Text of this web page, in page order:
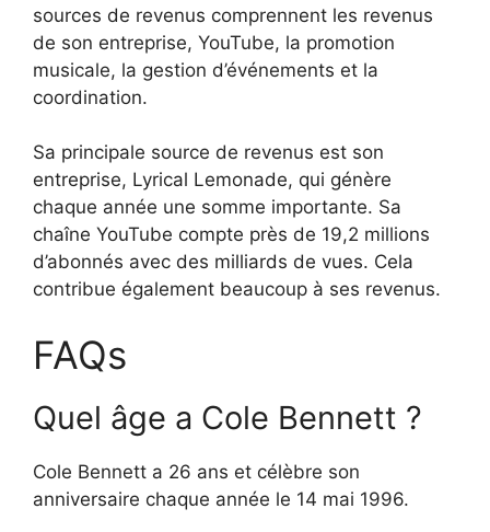
sources de revenus comprennent les revenus
de son entreprise, YouTube, la promotion
musicale, la gestion d’événements et la
coordination.
Sa principale source de revenus est son
entreprise, Lyrical Lemonade, qui génère
chaque année une somme importante. Sa
chaîne YouTube compte près de 19,2 millions
d’abonnés avec des milliards de vues. Cela
contribue également beaucoup à ses revenus.
FAQs
Quel âge a Cole Bennett ?
Cole Bennett a 26 ans et célèbre son
anniversaire chaque année le 14 mai 1996.